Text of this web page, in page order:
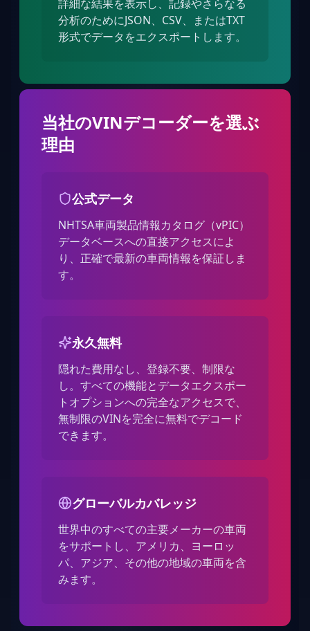
詳細な結果を表示し、記録やさらなる
分析のためにJSON、CSV、またはTXT
形式でデータをエクスポートします。
当社のVINデコーダーを選ぶ
理由
公式データ
NHTSA車両製品情報カタログ（vPIC）
データベースへの直接アクセスによ
り、正確で最新の車両情報を保証しま
す。
永久無料
隠れた費用なし、登録不要、制限な
し。すべての機能とデータエクスポー
トオプションへの完全なアクセスで、
無制限のVINを完全に無料でデコード
できます。
グローバルカバレッジ
世界中のすべての主要メーカーの車両
をサポートし、アメリカ、ヨーロッ
パ、アジア、その他の地域の車両を含
みます。